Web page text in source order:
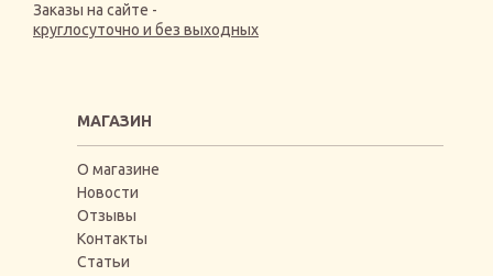
Заказы на сайте -
круглосуточно и без выходных
МАГАЗИН
О магазине
Новости
Отзывы
Контакты
Статьи